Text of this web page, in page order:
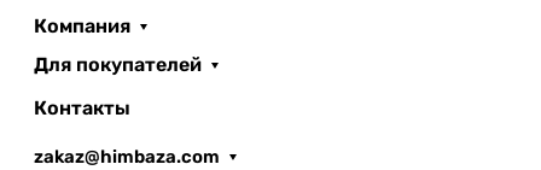
Компания
Для покупателей
Контакты
zakaz@himbaza.com